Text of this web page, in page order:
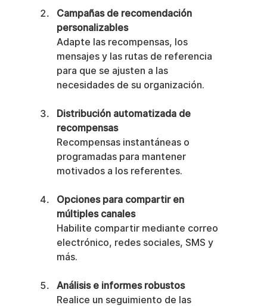
Campañas de recomendación
personalizables
Adapte las recompensas, los
mensajes y las rutas de referencia
para que se ajusten a las
necesidades de su organización.
Distribución automatizada de
recompensas
Recompensas instantáneas o
programadas para mantener
motivados a los referentes.
Opciones para compartir en
múltiples canales
Habilite compartir mediante correo
electrónico, redes sociales, SMS y
más.
Análisis e informes robustos
Realice un seguimiento de las